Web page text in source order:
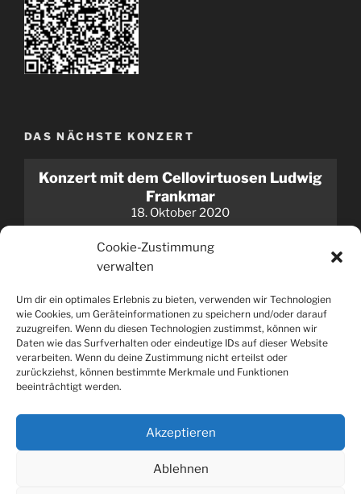
Cookie-Zustimmung
verwalten
Um dir ein optimales Erlebnis zu bieten, verwenden wir Technologien
wie Cookies, um Geräteinformationen zu speichern und/oder darauf
zuzugreifen. Wenn du diesen Technologien zustimmst, können wir
Daten wie das Surfverhalten oder eindeutige IDs auf dieser Website
verarbeiten. Wenn du deine Zustimmung nicht erteilst oder
zurückziehst, können bestimmte Merkmale und Funktionen
beeinträchtigt werden.
Akzeptieren
Ablehnen
DAS NÄCHSTE KONZERT
Konzert mit dem Cellovirtuosen Ludwig
Frankmar
18. Oktober 2020
Das Konzert findet jetzt statt!
SEITE DURCHSUCHEN
Suchen
nach: